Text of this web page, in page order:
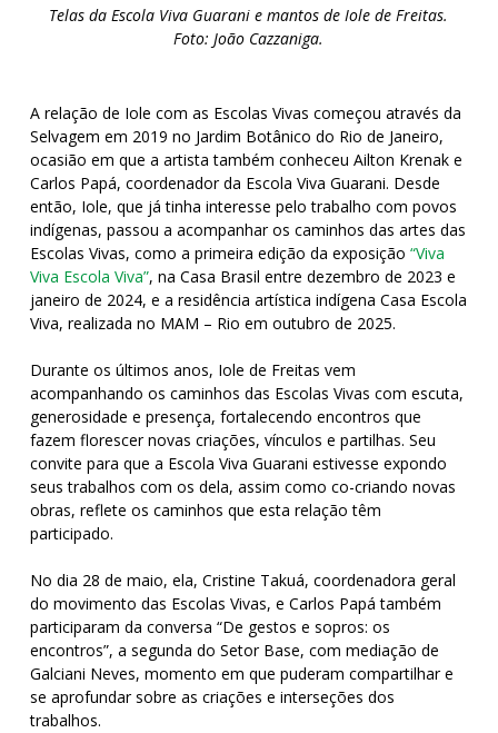
Telas da Escola Viva Guarani e mantos de Iole de Freitas.
Foto: João Cazzaniga.
A relação de Iole com as Escolas Vivas começou através da
Selvagem em 2019 no Jardim Botânico do Rio de Janeiro,
ocasião em que a artista também conheceu Ailton Krenak e
Carlos Papá, coordenador da Escola Viva Guarani. Desde
então, Iole, que já tinha interesse pelo trabalho com povos
indígenas, passou a acompanhar os caminhos das artes das
Escolas Vivas, como a primeira edição da exposição“Viva
Viva Escola Viva”, na Casa Brasil entre dezembro de 2023 e
janeiro de 2024, e a residência artística indígena Casa Escola
Viva, realizada no MAM – Rio em outubro de 2025.
Durante os últimos anos, Iole de Freitas vem
acompanhando os caminhos das Escolas Vivas com escuta,
generosidade e presença, fortalecendo encontros que
fazem florescer novas criações, vínculos e partilhas. Seu
convite para que a Escola Viva Guarani estivesse expondo
seus trabalhos com os dela, assim como co-criando novas
obras, reflete os caminhos que esta relação têm
participado.
No dia 28 de maio, ela, Cristine Takuá, coordenadora geral
do movimento das Escolas Vivas, e Carlos Papá também
participaram da conversa “De gestos e sopros: os
encontros”, a segunda do Setor Base, com mediação de
Galciani Neves, momento em que puderam compartilhar e
se aprofundar sobre as criações e interseções dos
trabalhos.